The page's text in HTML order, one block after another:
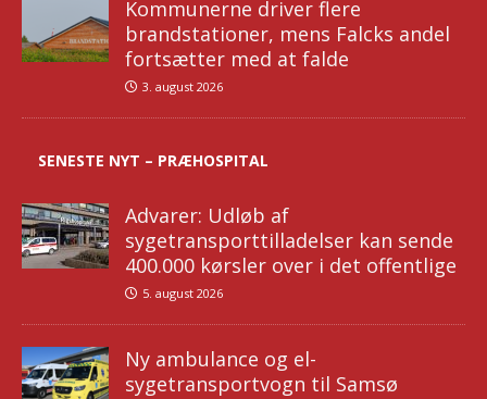
Kommunerne driver flere
brandstationer, mens Falcks andel
fortsætter med at falde
3. august 2026
SENESTE NYT – PRÆHOSPITAL
Advarer: Udløb af
sygetransporttilladelser kan sende
400.000 kørsler over i det offentlige
5. august 2026
Ny ambulance og el-
sygetransportvogn til Samsø